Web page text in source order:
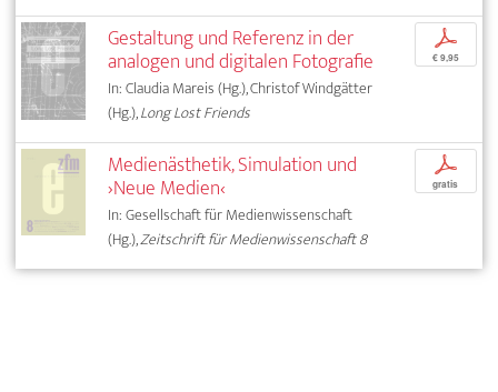
Gestaltung und Referenz in der
analogen und digitalen Fotografie
In: Claudia Mareis (Hg.), Christof Windgätter
(Hg.),Long Lost Friends
p
€ 9,95
Medienästhetik, Simulation und
›Neue Medien‹
In: Gesellschaft für Medienwissenschaft
(Hg.),Zeitschrift für Medienwissenschaft 8
p
gratis